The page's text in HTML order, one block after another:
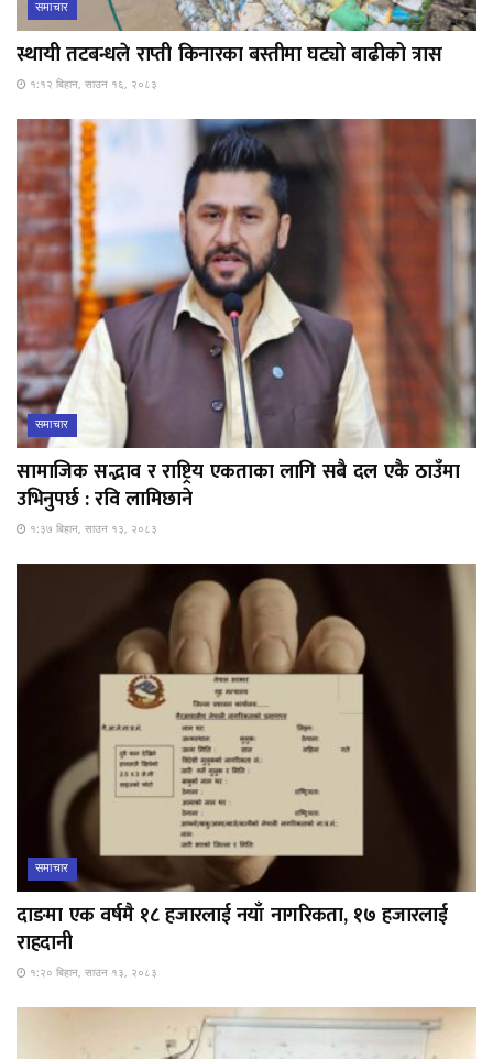
समाचार
स्थायी तटबन्धले राप्ती किनारका बस्तीमा घट्यो बाढीको त्रास
१:१२ बिहान, साउन १६, २०८३
समाचार
सामाजिक सद्भाव र राष्ट्रिय एकताका लागि सबै दल एकै ठाउँमा
उभिनुपर्छ : रवि लामिछाने
१:३७ बिहान, साउन १३, २०८३
समाचार
दाङमा एक वर्षमै १८ हजारलाई नयाँ नागरिकता, १७ हजारलाई
राहदानी
१:२० बिहान, साउन १३, २०८३